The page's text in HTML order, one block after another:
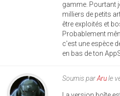
gamme. Pourtant
milliers de petits
être exploités et
Probablement
c'est une espèce
en bas de ton
Soumis parArule